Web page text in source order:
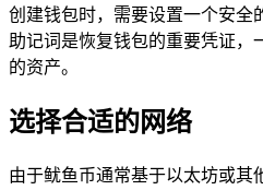
创建钱包时，需要设置一个安全
助记词是恢复钱包的重要凭证，
的资产。
选择合适的网络
由于鱿鱼币通常基于以太坊或其